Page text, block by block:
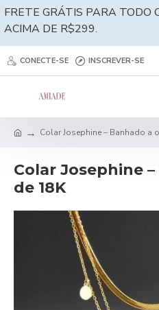
FRETE GRÁTIS PARA TODO
ACIMA DE R$299.
CONECTE-SE INSCREVER-SE
Colar Josephine – Banhado a
Colar Josephine
de 18K